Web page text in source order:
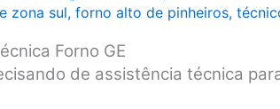
zona sul, forno alto de pinheiros,
Forno GE
de assistência técnica